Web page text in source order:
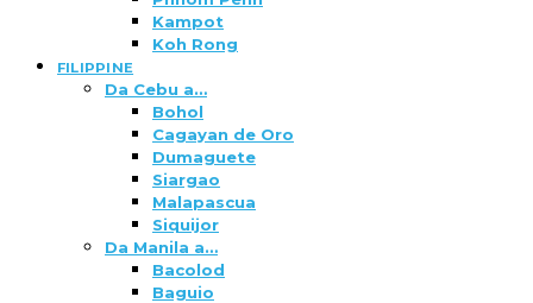
Kampot
Koh Rong
FILIPPINE
Da Cebu a…
Bohol
Cagayan de Oro
Dumaguete
Siargao
Malapascua
Siquijor
Da Manila a…
Bacolod
Baguio